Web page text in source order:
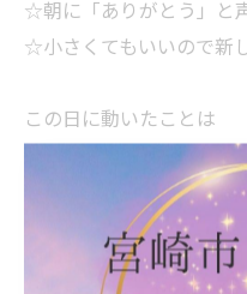
☆朝に「ありがとう」と
☆小さくてもいいので新
この日に動いたことは
流れがつきやすいよ👍✨✨